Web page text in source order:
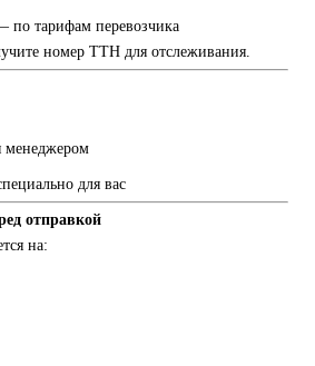
по тарифам перевозчика
номер ТТН для отслеживания.
менеджером
для вас
отправкой
на: